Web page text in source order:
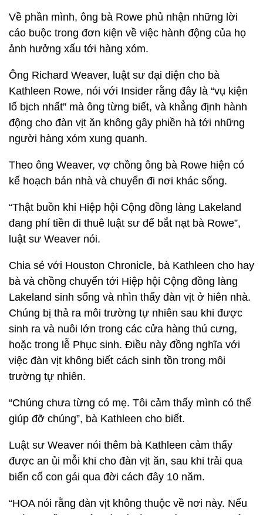
Về phần mình, ông bà Rowe phủ nhận những lời
cáo buộc trong đơn kiện về việc hành động của họ
ảnh hưởng xấu tới hàng xóm.
Ông Richard Weaver, luật sư đại diện cho bà
Kathleen Rowe, nói với Insider rằng đây là “vụ kiện
lố bịch nhất” mà ông từng biết, và khẳng định hành
động cho đàn vịt ăn không gây phiền hà tới những
người hàng xóm xung quanh.
Theo ông Weaver, vợ chồng ông bà Rowe hiện có
kế hoạch bán nhà và chuyển đi nơi khác sống.
“Thật buồn khi Hiệp hội Cộng đồng làng Lakeland
đang phí tiền đi thuê luật sư để bắt nạt bà Rowe”,
luật sư Weaver nói.
Chia sẻ với Houston Chronicle, bà Kathleen cho hay
bà và chồng chuyển tới Hiệp hội Cộng đồng làng
Lakeland sinh sống và nhìn thấy đàn vịt ở hiên nhà.
Chúng bị thả ra môi trường tự nhiên sau khi được
sinh ra và nuôi lớn trong các cửa hàng thú cưng,
hoặc trong lễ Phục sinh. Điều này đồng nghĩa với
việc đàn vịt không biết cách sinh tồn trong môi
trường tự nhiên.
“Chúng chưa từng có mẹ. Tôi cảm thấy mình có thể
giúp đỡ chúng”, bà Kathleen cho biết.
Luật sư Weaver nói thêm bà Kathleen cảm thấy
được an ủi mỗi khi cho đàn vịt ăn, sau khi trải qua
biến cố con gái qua đời cách đây 10 năm.
“HOA nói rằng đàn vịt không thuộc về nơi này. Nếu